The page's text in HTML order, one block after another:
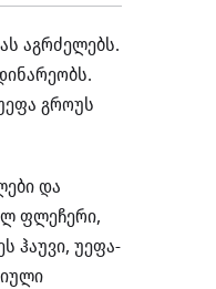
აგრძელებს.
გროუს
და
ფლეჩერი,
ჰაუვი, უეფა-